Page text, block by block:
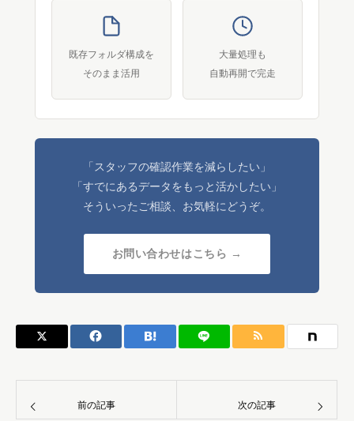
既存フォルダ構成を
そのまま活用
大量処理も
自動再開で完走
「スタッフの確認作業を減らしたい」
「すでにあるデータをもっと活かしたい」
そういったご相談、お気軽にどうぞ。
お問い合わせはこちら →
前の記事 次の記事